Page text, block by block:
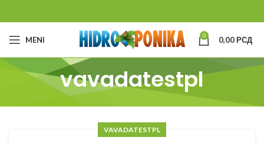
MENI 0 0,00РСД
vavadatestpl
VAVADATESTPL